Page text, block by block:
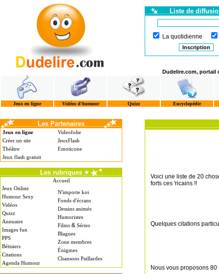
Liste de
La quotidienne
Dudelire.com, portail
Jeux en ligne Vidéos d'humour Quizz Encyclopédie
Les Partenaires
Jeux en ligne
Créer un site
Théâtre
Jeux flash gratuit
Videofolie
JeuxFlash
Emoticone
Les rubriques
Accueil
Jeux Online
Humour Sexy
Vidéos
Quizz
Annuaire
Images fun
PPS
Bétisiers
Citations
Agenda Humour
N'importe koi
Fonds d'écrans
Dessins animés
Humoristes
Films & Séries
Blagues
Zone membres
Énigmes
Chansons Paillardes
Voici une liste de 20
forts ces 'ricains !!
Quelques citations
Nous vous proposons